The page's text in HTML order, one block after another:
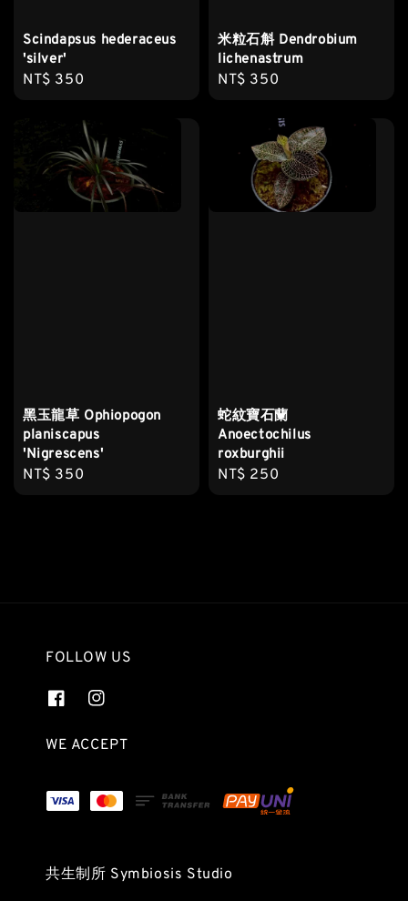
Scindapsus hederaceus
'silver'
Regular
NT$ 350
米粒石斛 Dendrobium
lichenastrum
Regular
NT$ 350
黑玉龍草 Ophiopogon
planiscapus
'Nigrescens'
Regular
NT$ 350
蛇紋寶石蘭
Anoectochilus
roxburghii
Regular
NT$ 250
FOLLOW US
WE ACCEPT
共生制所 Symbiosis Studio